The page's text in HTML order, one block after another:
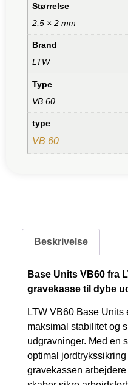
Størrelse
2,5 × 2 mm
Brand
LTW
Type
VB 60
type
VB 60
Beskrivelse
Base Units VB60 fra
gravekasse til dybe
LTW VB60 Base Units
maksimal stabilitet og
udgravninger. Med en
optimal
gravekassen